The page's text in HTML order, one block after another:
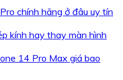
chính hãng ở đâu uy tín
kính hay thay màn hình
14 Pro Max giá bao